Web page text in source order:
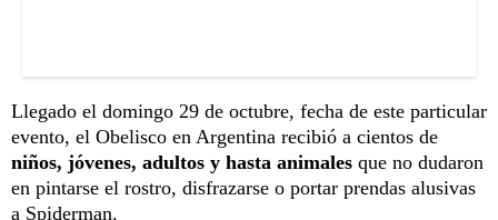
Llegado el domingo 29 de octubre, fecha de este particular
evento, el Obelisco en Argentina recibió a cientos de
niños, jóvenes, adultos y hasta animales que no dudaron
en pintarse el rostro, disfrazarse o portar prendas alusivas
a Spiderman.